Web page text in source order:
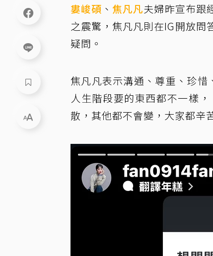
婁峻碩 、焦凡凡夫婦昨宣布跟
之震驚，焦凡凡則在IG開放問
疑問。
焦凡凡表示溝通、尊重、珍
人生階段要的東西都不一樣
散，其他都不會變，大家都辛